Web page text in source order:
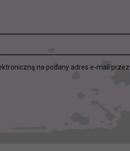
na podany adres e-mail przez
oparte na właściwej, zgodnej z
w celu świadczenia usług, w
ich bezpieczeństwa jest
dokumenty dostępne w
własnego administratorów
podmiotów trzecich